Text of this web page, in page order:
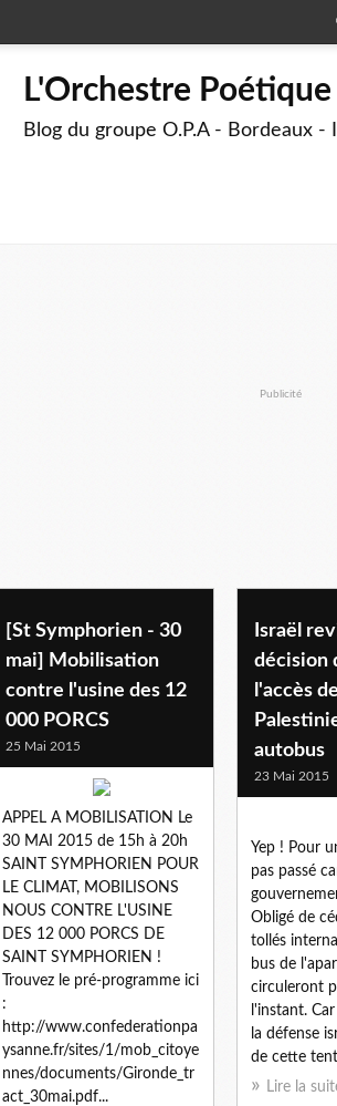
L'Orchestre
Blog du groupe O.P.A - Bordeaux
Publicité
[St Symphorien - 30
mai] Mobilisation
contre l'usine des 12
000 PORCS
25 Mai 2015
APPEL A MOBILISATION Le
30 MAI 2015 de 15h à 20h
SAINT SYMPHORIEN POUR
LE CLIMAT, MOBILISONS
NOUS CONTRE L'USINE
DES 12 000 PORCS DE
SAINT SYMPHORIEN !
Trouvez le pré-programme ici
:
http://www.confederationpa
ysanne.fr/sites/1/mob_citoye
nnes/documents/Gironde_tr
act_30mai.pdf...
Israël
décision
l'accès de
autobus
23 Mai 2015
Yep ! Pour
pas passé
Obligé de
tollés
bus de
circuleront
l'instant.
la défense
de cette
Lire la